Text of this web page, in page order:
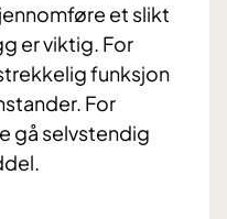
et slikt
er viktig. For
funksjon
For
gå selvstendig